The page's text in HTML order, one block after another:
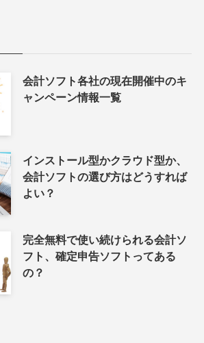
会計ソフト各社の現在開催中のキ
ャンペーン情報一覧
インストール型かクラウド型か、
会計ソフトの選び方はどうすれば
よい？
完全無料で使い続けられる会計ソ
フト、確定申告ソフトってある
の？